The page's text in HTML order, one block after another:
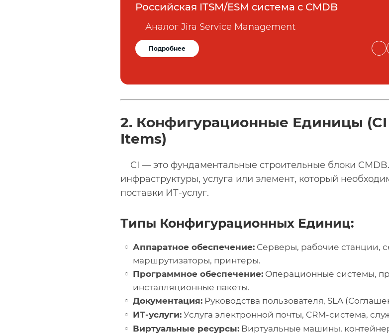
Российская ITSM/ESM система с CMDB
Аналог Jira Service Management
Подробнее
2. Конфигурационные Единицы
Items)
CI — это фундаментальные строительные блоки
инфраструктуры, услуга или элемент, который
поставки ИТ-услуг.
Типы Конфигурационных Единиц:
Аппаратное обеспечение: Серверы, рабочие станции,
маршрутизаторы, принтеры.
Программное обеспечение: Операционные системы,
инсталляционные пакеты.
Документация: Руководства пользователя, SLA
ИТ-услуги: Услуга электронной почты, CRM-система,
Виртуальные ресурсы: Виртуальные машины,